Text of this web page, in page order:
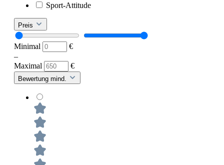
Sport-Attitude
Preis
Minimal
€
–
Maximal
€
Bewertung mind.